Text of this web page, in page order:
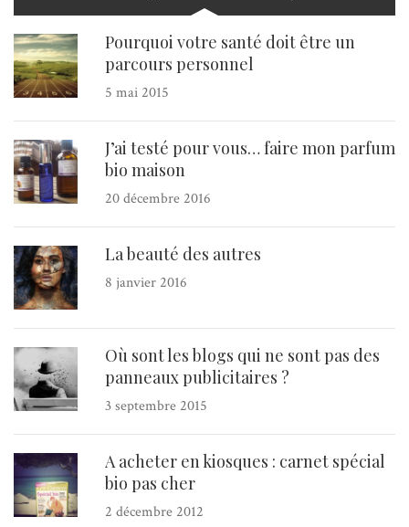
Pourquoi votre santé doit être un
parcours personnel
5 mai 2015
J’ai testé pour vous… faire mon parfum
bio maison
20 décembre 2016
La beauté des autres
8 janvier 2016
Où sont les blogs qui ne sont pas des
panneaux publicitaires ?
3 septembre 2015
A acheter en kiosques : carnet spécial
bio pas cher
2 décembre 2012